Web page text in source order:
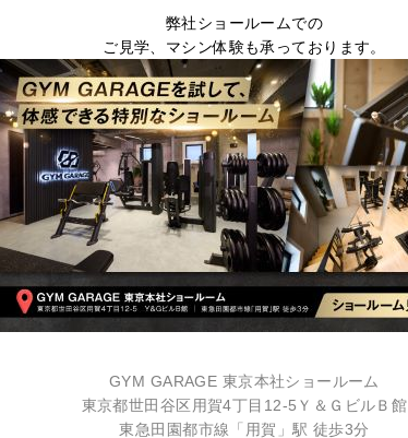
弊社ショールームでの
ご見学、マシン体験も承っております。
GYM GARAGE 東京本社ショールーム
東京都世田谷区用賀4丁目12-5 Ｙ＆ＧビルＢ館
東急田園都市線「用賀」駅 徒歩3分